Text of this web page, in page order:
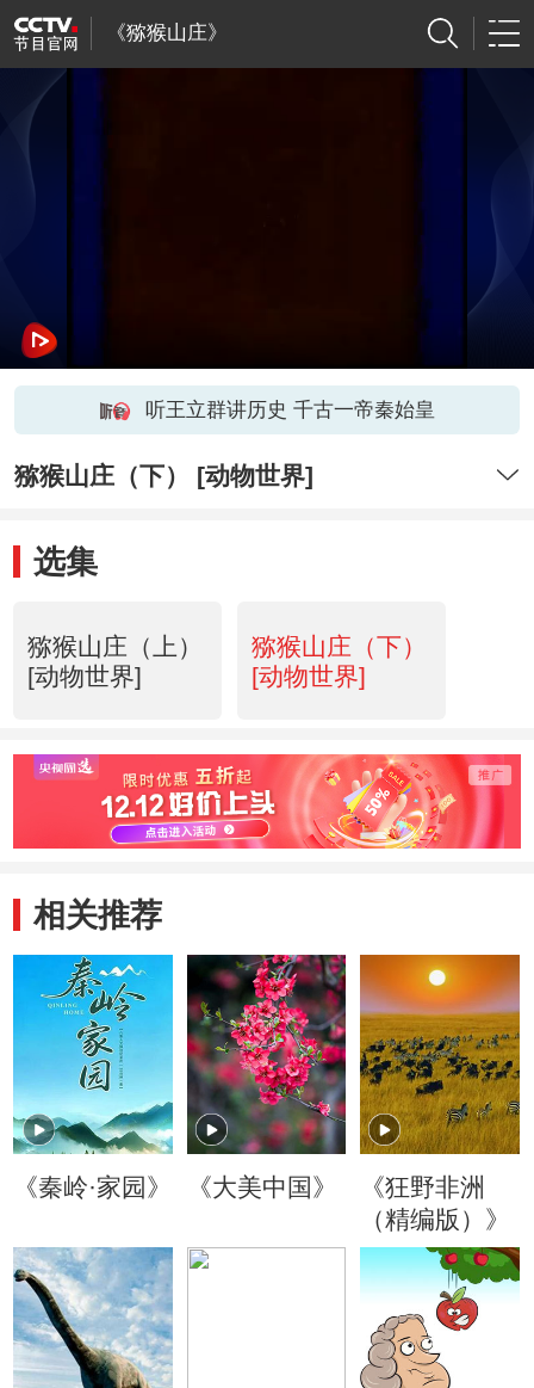
《猕猴山庄》
听王立群讲历史 千古一帝秦始皇
猕猴山庄（下） [动物世界]
选集
猕猴山庄（上）
[动物世界]
猕猴山庄（下）
[动物世界]
相关推荐
《秦岭·家园》 《大美中国》
《狂野非洲
（精编版）》